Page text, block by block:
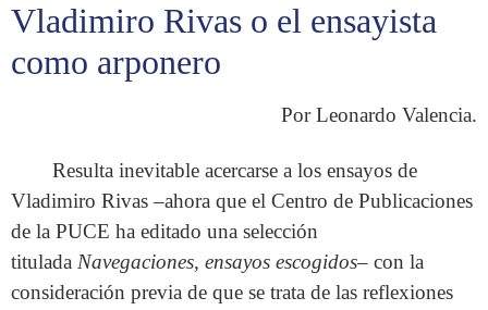
Vladimiro Rivas o el ensayista
como arponero
Por Leonardo Valencia.
Resulta inevitable acercarse a los ensayos de
Vladimiro Rivas –ahora que el Centro de Publicaciones
de la PUCE ha editado una selección
titulada Navegaciones, ensayos escogidos– con la
consideración previa de que se trata de las reflexiones